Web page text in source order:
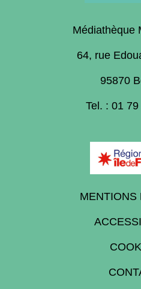
Médiathèque
64, rue
95870
Tel. : 01
MENTIONS